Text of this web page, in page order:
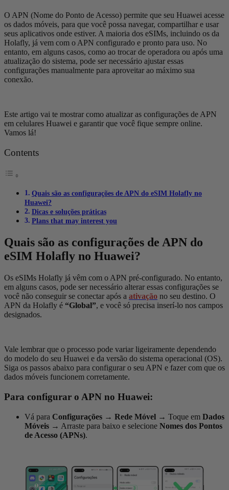
O APN (Nome do Ponto de Acesso) permite que seu Huawei acesse
os dados móveis, para que você possa navegar, compartilhar e usar
seus aplicativos onde estiver. A maioria dos eSIMs, incluindo os da
Holafly, já vem com o APN configurado e pronto para uso. No
entanto, em alguns casos, como ao trocar de operadora ou após uma
atualização do sistema, pode ser necessário ajustar essas
configurações manualmente para aproveitar ao máximo sua
conexão.
Este artigo vai te mostrar como atualizar as configurações de APN
em celulares Huawei e garantir que você fique sempre online.
Vamos lá!
Contents
Quais são as configurações de APN do eSIM Holafly no
Huawei?
Dicas e soluções práticas
Plans that may interest you
Quais são as configurações de APN do
eSIM Holafly no Huawei?
Os eSIMs Holafly já vêm com o APN pré-configurado. No entanto,
em alguns casos, pode ser necessário alterar essas configurações se
você não conseguir se conectar após a ativação no seu destino. O
APN da Holafly é “Global”, e você só precisa inserí-lo nos campos
designados.
Vale lembrar que o processo pode variar ligeiramente dependendo
do modelo do seu Huawei e da versão do sistema operacional (OS).
Siga os passos abaixo para configurar o seu APN e fazer com que os
dados móveis funcionem corretamente.
Para configurar o APN no Huawei:
Vá para Configurações → Rede Móvel → Toque em Dados
Móveis → Arraste para baixo e selecione Nomes dos Pontos
de Acesso (APNs).